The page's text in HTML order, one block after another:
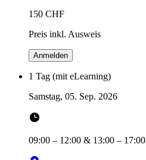
150 CHF
Preis inkl. Ausweis
Anmelden
1 Tag (mit eLearning)
Samstag, 05. Sep. 2026
09:00 – 12:00 & 13:00 – 17:00